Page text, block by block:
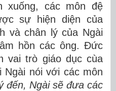
xuống, các môn đệ
sự hiện diện của
và chân lý của Ngài
hồn các ông. Đức
vai trò giáo dục cùa
Ngài nói với các môn
đến, Ngài sẽ đưa các